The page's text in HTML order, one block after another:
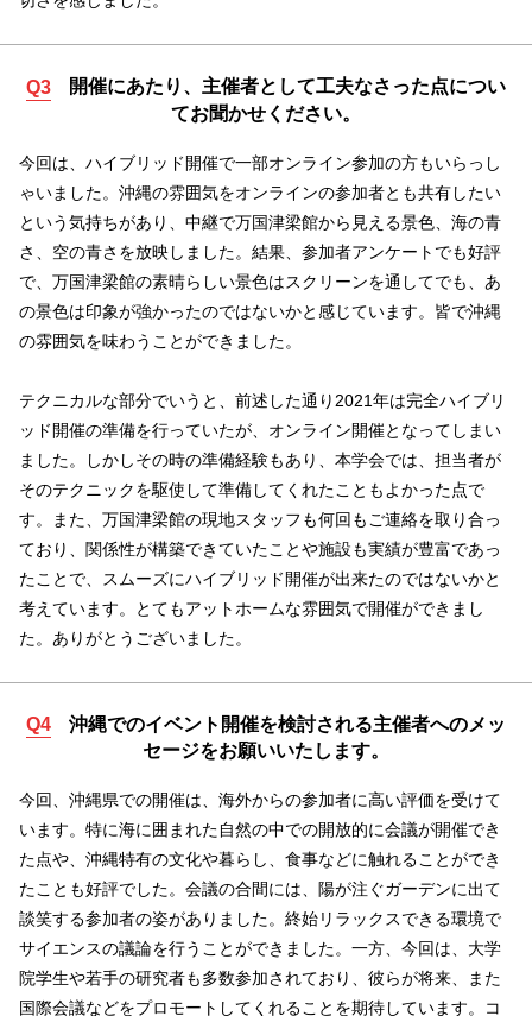
Q3
開催にあたり、主催者として工夫なさった点につい
てお聞かせください。
今回は、ハイブリッド開催で一部オンライン参加の方もいらっし
ゃいました。沖縄の雰囲気をオンラインの参加者とも共有したい
という気持ちがあり、中継で万国津梁館から見える景色、海の青
さ、空の青さを放映しました。結果、参加者アンケートでも好評
で、万国津梁館の素晴らしい景色はスクリーンを通してでも、あ
の景色は印象が強かったのではないかと感じています。皆で沖縄
の雰囲気を味わうことができました。
テクニカルな部分でいうと、前述した通り2021年は完全ハイブリ
ッド開催の準備を行っていたが、オンライン開催となってしまい
ました。しかしその時の準備経験もあり、本学会では、担当者が
そのテクニックを駆使して準備してくれたこともよかった点で
す。また、万国津梁館の現地スタッフも何回もご連絡を取り合っ
ており、関係性が構築できていたことや施設も実績が豊富であっ
たことで、スムーズにハイブリッド開催が出来たのではないかと
考えています。とてもアットホームな雰囲気で開催ができまし
た。ありがとうございました。
Q4
沖縄でのイベント開催を検討される主催者へのメッ
セージをお願いいたします。
今回、沖縄県での開催は、海外からの参加者に高い評価を受けて
います。特に海に囲まれた自然の中での開放的に会議が開催でき
た点や、沖縄特有の文化や暮らし、食事などに触れることができ
たことも好評でした。会議の合間には、陽が注ぐガーデンに出て
談笑する参加者の姿がありました。終始リラックスできる環境で
サイエンスの議論を行うことができました。一方、今回は、大学
院学生や若手の研究者も多数参加されており、彼らが将来、また
国際会議などをプロモートしてくれることを期待しています。コ